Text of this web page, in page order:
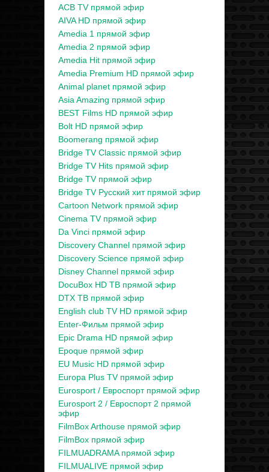
ACB TV прямой эфир
AIVA HD прямой эфир
Amedia 1 прямой эфир
Amedia 2 прямой эфир
Amedia Hit прямой эфир
Amedia Premium HD прямой эфир
Animal planet прямой эфир
Asia Amazing прямой эфир
BEST Films HD прямой эфир
Bolt HD прямой эфир
Boomerang прямой эфир
Bridge TV Classic прямой эфир
Bridge TV Hits прямой эфир
Bridge TV прямой эфир
Bridge TV Русский хит прямой эфир
Cartoon Network прямой эфир
Cinema TV прямой эфир
Da Vinci прямой эфир
Discovery Channel прямой эфир
Discovery Science прямой эфир
Disney Channel прямой эфир
DocuBox HD ТВ прямой эфир
DTX ТВ прямой эфир
English club TV HD прямой эфир
Enter-Фильм прямой эфир
Epic Drama HD прямой эфир
Epoque прямой эфир
EU Music HD прямой эфир
Europa Plus TV прямой эфир
Eurosport / Евроспорт прямой эфир
Eurosport 2 / Евроспорт 2 прямой
эфир
FilmBox Arthouse прямой эфир
FilmBox прямой эфир
FILMUADRAMA прямой эфир
FILMUALIVE прямой эфир